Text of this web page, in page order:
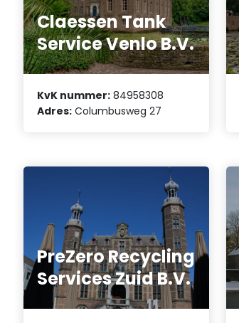
Claessen Tank
Service Venlo B.V.
KvK nummer: 84958308
Adres: Columbusweg 27
PreZero Recycling
Services Zuid B.V.